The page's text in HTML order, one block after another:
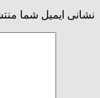
نشانی ایمیل شما